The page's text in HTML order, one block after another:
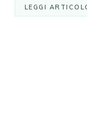
LEGGI